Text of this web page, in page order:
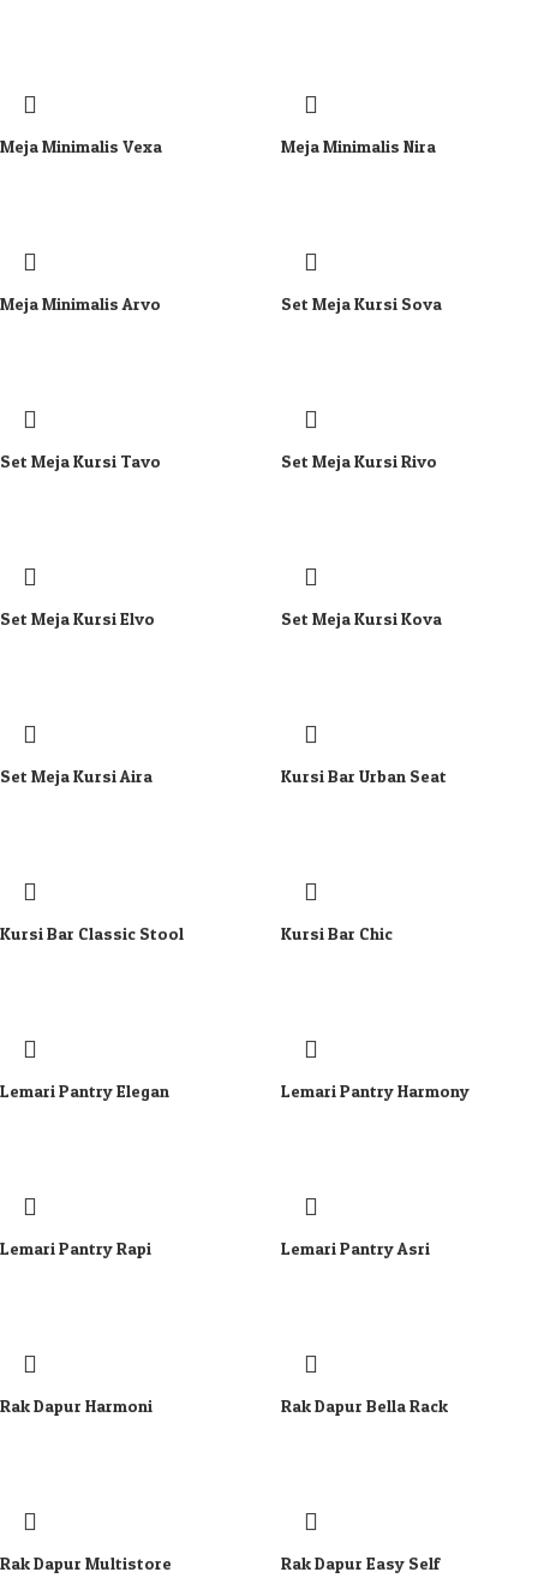
Meja Minimalis Vexa Meja Minimalis Nira
Meja Minimalis Arvo Set Meja Kursi Sova
Set Meja Kursi Tavo Set Meja Kursi Rivo
Set Meja Kursi Elvo Set Meja Kursi Kova
Set Meja Kursi Aira Kursi Bar Urban Seat
Kursi Bar Classic Stool Kursi Bar Chic
Lemari Pantry Elegan Lemari Pantry Harmony
Lemari Pantry Rapi Lemari Pantry Asri
Rak Dapur Harmoni Rak Dapur Bella Rack
Rak Dapur Multistore Rak Dapur Easy Self